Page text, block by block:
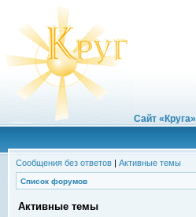
Сайт «Круга»
Сообщения без ответов | Активные темы
Список форумов
Активные темы